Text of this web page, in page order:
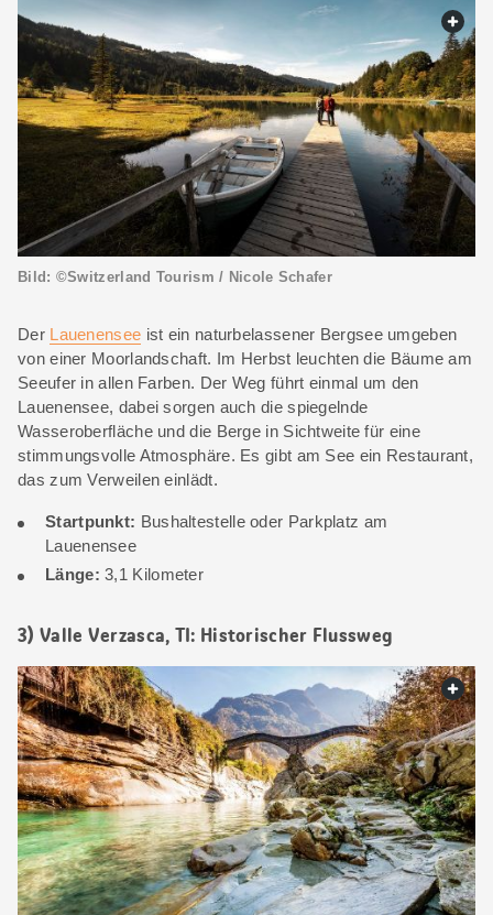
Bild: ©Switzerland Tourism / Nicole Schafer
Der Lauenensee ist ein naturbelassener Bergsee umgeben
von einer Moorlandschaft. Im Herbst leuchten die Bäume am
Seeufer in allen Farben. Der Weg führt einmal um den
Lauenensee, dabei sorgen auch die spiegelnde
Wasseroberfläche und die Berge in Sichtweite für eine
stimmungsvolle Atmosphäre. Es gibt am See ein Restaurant,
das zum Verweilen einlädt.
Startpunkt: Bushaltestelle oder Parkplatz am
Lauenensee
Länge: 3,1 Kilometer
3) Valle Verzasca, TI: Historischer Flussweg